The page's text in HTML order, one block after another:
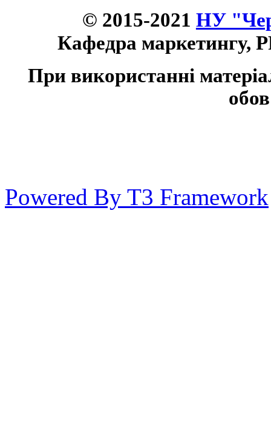
© 2015-2021 НУ
Кафедра маркетингу,
При використанні
Powered By T3 Framework